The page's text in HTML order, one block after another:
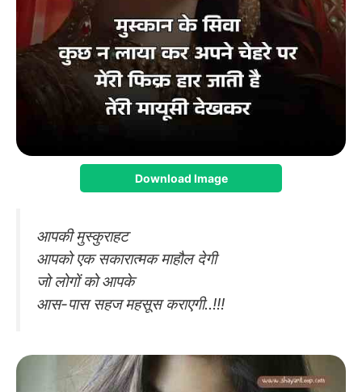
Download Image
आपकी मुस्कुराहट
आपको एक सकारात्मक माहौल देगी
जो लोगों को आपके
आस-पास सहज महसूस कराएगी..!!!